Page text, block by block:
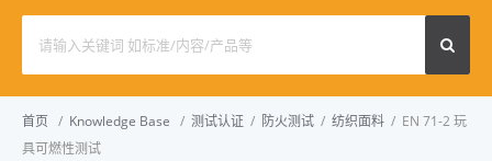
for:
首页 / Knowledge Base / 测试认证 / 防火测试 / 纺织面料 / EN 71-2 玩
具可燃性测试